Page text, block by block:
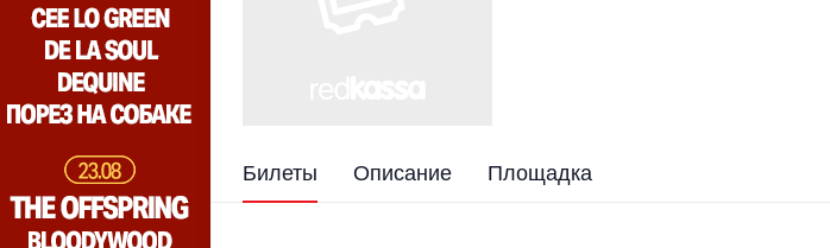
Билеты Описание Площадка